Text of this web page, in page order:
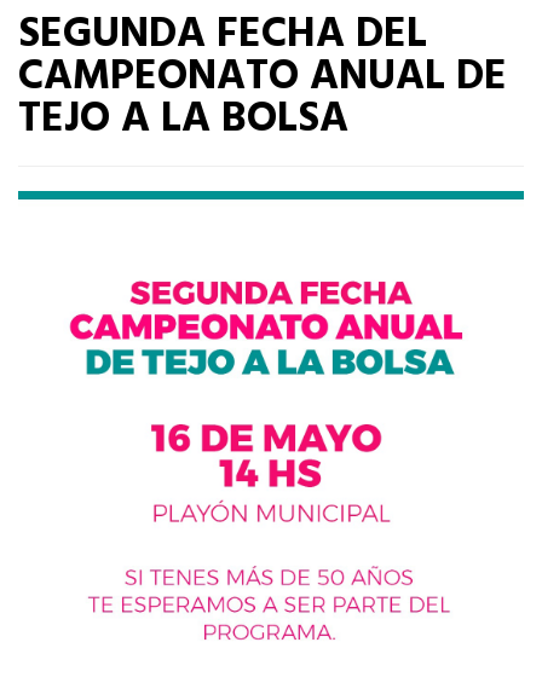
SEGUNDA FECHA DEL
CAMPEONATO ANUAL DE
TEJO A LA BOLSA